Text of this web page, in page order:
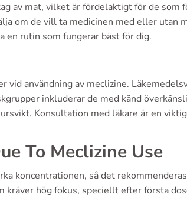
av mat, vilket är fördelaktigt för de som
om de vill ta medicinen med eller utan
en rutin som fungerar bäst för dig.
vid användning av meclizine.
inkluderar de med känd
Konsultation med läkare är en
To Meclizine Use
koncentrationen, så det
hög fokus, speciellt efter första